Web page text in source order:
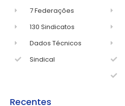
7 Federações
130 Sindicatos
Dados Técnicos
Sindical
Recentes